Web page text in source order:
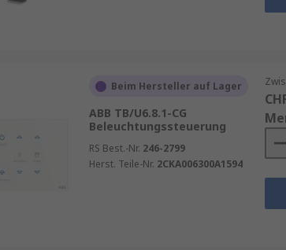
Beim Hersteller auf Lager
ABB TB/U6.8.1-CG
Beleuchtungssteuerung
RS Best.-Nr. 246-2799
Herst. Teile-Nr. 2CKA006300A1594